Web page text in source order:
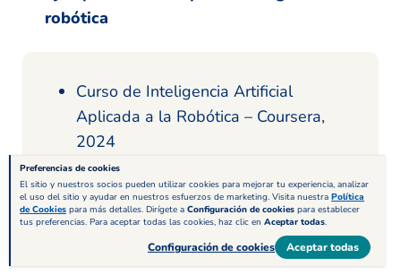
robótica
Curso de Inteligencia Artificial
Aplicada a la Robótica – Coursera,
2024
Programación de Robots con ROS –
Udemy, 2023
Preferencias de cookies
El sitio y nuestros socios pueden utilizar cookies para mejorar tu experiencia, analizar
el uso del sitio y ayudar en nuestros esfuerzos de marketing. Visita nuestra Política
de Cookies para más detalles. Dirígete a Configuración de cookies para establecer
tus preferencias. Para aceptar todas las cookies, haz clic en Aceptar todas.
Configuración de cookies Aceptar todas